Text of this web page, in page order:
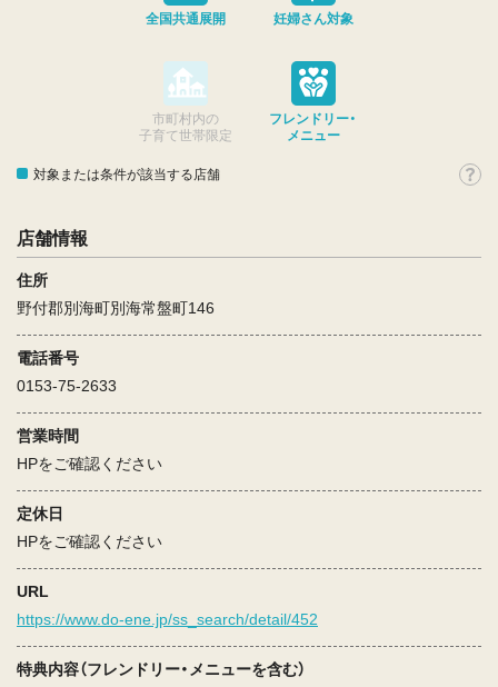
全国共通展開 妊婦さん対象
市町村内の
子育て世帯限定
フレンドリー・
メニュー
対象または条件が該当する店舗
店舗情報
住所
野付郡別海町別海常盤町146
電話番号
0153-75-2633
営業時間
HPをご確認ください
定休日
HPをご確認ください
URL
https://www.do-ene.jp/ss_search/detail/452
特典内容（フレンドリー・メニューを含む）